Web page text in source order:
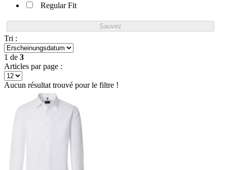
Regular Fit
Sauvez
Tri :
1 de 3
Articles par page :
Aucun résultat trouvé pour le filtre !